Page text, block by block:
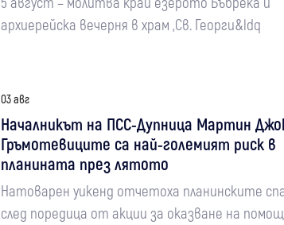
архиерейска вечерня в храм „Св. Георги&ldq
03 авг
Началникът на ПСС-Дупница Мартин
Гръмотевиците са най-големият риск в
планината през лятото
Натоварен уикенд отчетоха планинските
след поредица от акции за оказване на